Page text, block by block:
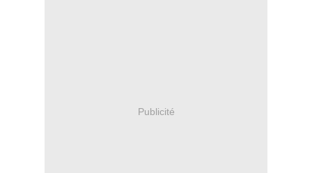
Publicité